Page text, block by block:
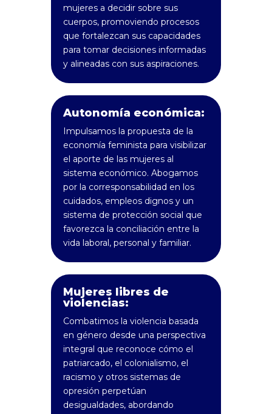
mujeres a decidir sobre sus
cuerpos, promoviendo procesos
que fortalezcan sus capacidades
para tomar decisiones informadas
y alineadas con sus aspiraciones.
Autonomía económica:
Impulsamos la propuesta de la
economía feminista para visibilizar
el aporte de las mujeres al
sistema económico. Abogamos
por la corresponsabilidad en los
cuidados, empleos dignos y un
sistema de protección social que
favorezca la conciliación entre la
vida laboral, personal y familiar.
Mujeres libres de
violencias:
Combatimos la violencia basada
en género desde una perspectiva
integral que reconoce cómo el
patriarcado, el colonialismo, el
racismo y otros sistemas de
opresión perpetúan
desigualdades, abordando